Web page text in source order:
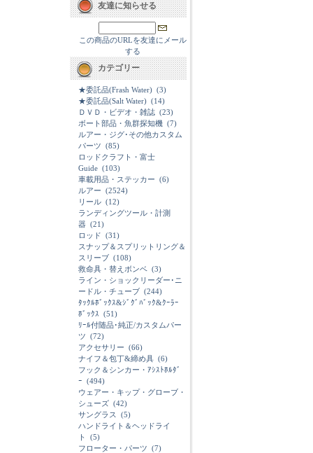
友達に知らせる
この商品のURLを友達にメール
する
カテゴリー
★委託品(Frash Water) (3)
★委託品(Salt Water) (14)
ＤＶＤ・ビデオ・雑誌 (23)
ボート部品・魚群探知機 (7)
ルアー・ジグ･その他カスタム
パーツ (85)
ロッドクラフト・富士
Guide (103)
車載用品・ステッカー (6)
ルアー (2524)
リール (12)
ランディングツール・計測
器 (21)
ロッド (31)
スナップ＆スプリットリング＆
スリーブ (108)
救命具・替えボンベ (3)
ライン・ショックリーダー･ニ
ードル・チューブ (244)
ﾀｯｸﾙﾎﾞｯｸｽ&ｼﾞｸﾞﾊﾞｯｸ&ｸｰﾗｰ
ﾎﾞｯｸｽ (51)
ﾘｰﾙ付随品･純正/カスタムパー
ツ (72)
アクセサリー (66)
ナイフ＆包丁&締め具 (6)
フック＆シンカー・ｱｼｽﾄﾎﾙﾀﾞ
ｰ (494)
ウェアー・キップ・グローブ・
シューズ (42)
サングラス
(5)
ハンドライト＆ヘッドライ
ト
(5)
フローター・パーツ (7)